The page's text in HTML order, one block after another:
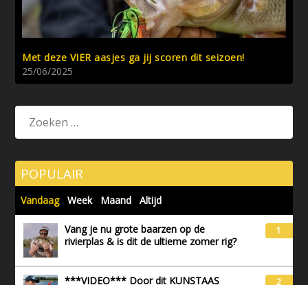
Met deze VIER aasjes ga jij scoren dit seizoen!
25/06/2025
POPULAIR
Vandaag Week Maand Altijd
Vang je nu grote baarzen op de
rivierplas & is dit de ultieme zomer rig?
1
***VIDEO*** Door dit KUNSTAAS 2